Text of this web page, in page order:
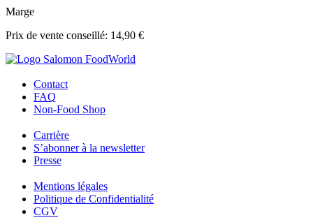
Marge
Prix de vente conseillé: 14,90 €
Contact
FAQ
Non-Food Shop
Carrière
S’abonner à la newsletter
Presse
Mentions légales
Politique de Confidentialité
CGV